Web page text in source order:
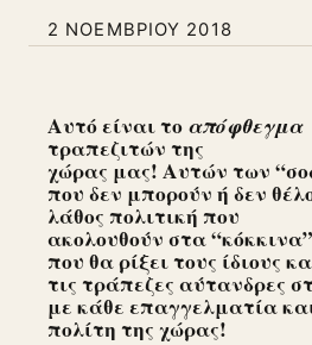
2 ΝΟΕΜΒΡΊΟΥ 2018
Αυτό είναι το απόφθεγμα
τραπεζιτών της
χώρας μας! Αυτών των
που δεν μπορούν ή δεν
λάθος πολιτική που
ακολουθούν στα
που θα ρίξει τους ίδιους
τις τράπεζες αύτανδρες
με κάθε επαγγελματία
πολίτη της χώρας!